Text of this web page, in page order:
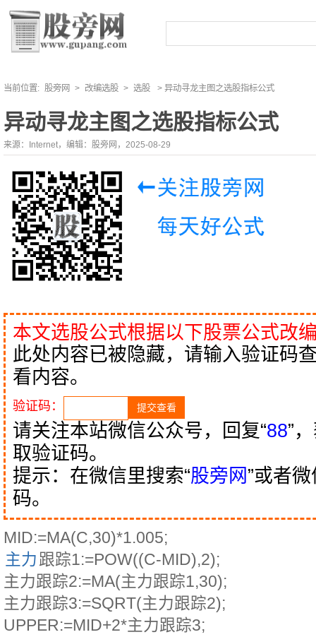
当前位置: 股旁网 > 改编选股 > 选股 > 异动寻龙主图之选股指标公式
异动寻龙主图之选股指标公式
来源：Internet，编辑：股旁网，2025-08-29
本文选股公式根据以下股票公式改
此处内容已被隐藏，请输入验证码
看内容。
验证码：
请关注本站微信公众号，回复“88”
取验证码。
提示：在微信里搜索“股旁网 ”或者
码。
MID:=MA(C,30)*1.005;
主力 跟踪1:=POW((C-MID),2);
主力跟踪2:=MA(主力跟踪1,30);
主力跟踪3:=SQRT(主力跟踪2);
UPPER:=MID+2*主力跟踪3;